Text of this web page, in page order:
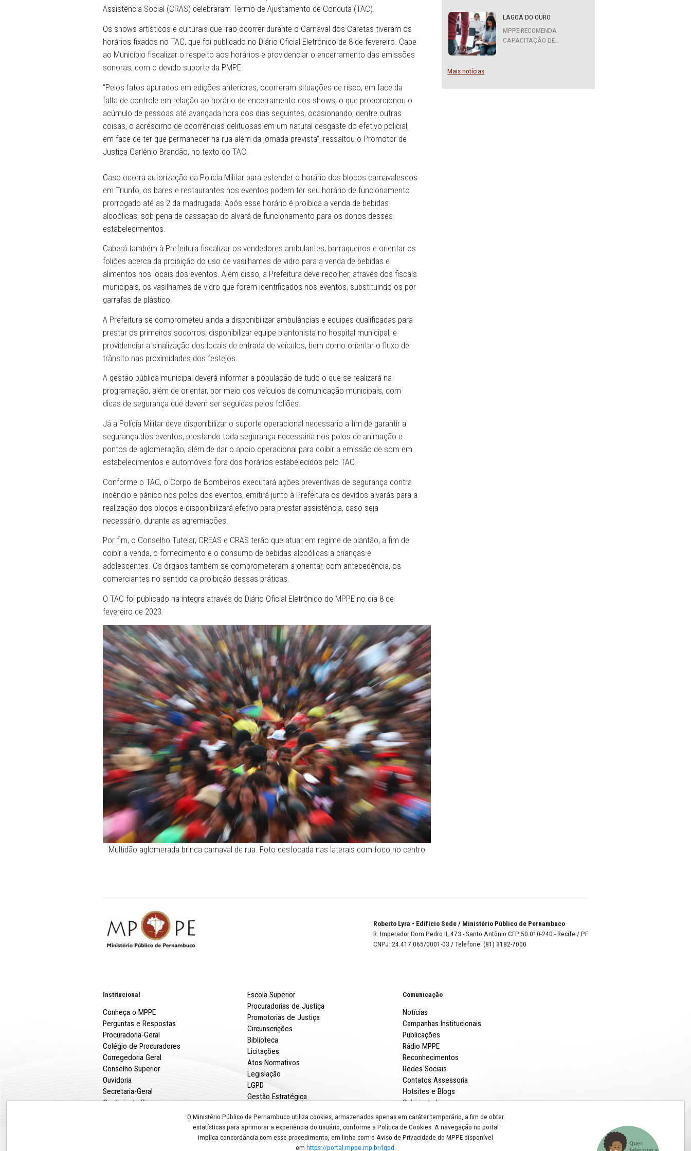
município, os organizadores do evento, a Polícia Militar de Pernambuco (PMPE), o Corpo de
Bombeiros Militar de Pernambuco (CBM-PE), Conselho Tutelar do município, Centro de
Referência Especializada em Assistência Social (CREAS) e Centro de Referência em
Assistência Social (CRAS) celebraram Termo de Ajustamento de Conduta (TAC).
Os shows artísticos e culturais que irão ocorrer durante o Carnaval dos Caretas tiveram os
horários fixados no TAC, que foi publicado no Diário Oficial Eletrônico de 8 de fevereiro. Cabe
ao Município fiscalizar o respeito aos horários e providenciar o encerramento das emissões
sonoras, com o devido suporte da PMPE.
“Pelos fatos apurados em edições anteriores, ocorreram situações de risco, em face da
falta de controle em relação ao horário de encerramento dos shows, o que proporcionou o
acúmulo de pessoas até avançada hora dos dias seguintes, ocasionando, dentre outras
coisas, o acréscimo de ocorrências delituosas em um natural desgaste do efetivo policial,
em face de ter que permanecer na rua além da jornada prevista”, ressaltou o Promotor de
Justiça Carlênio Brandão, no texto do TAC.
Caso ocorra autorização da Polícia Militar para estender o horário dos blocos carnavalescos
em Triunfo, os bares e restaurantes nos eventos podem ter seu horário de funcionamento
prorrogado até as 2 da madrugada. Após esse horário é proibida a venda de bebidas
alcoólicas, sob pena de cassação do alvará de funcionamento para os donos desses
Caberá também à Prefeitura fiscalizar os vendedores ambulantes, barraqueiros e orientar os
foliões acerca da proibição do uso de vasilhames de vidro para a venda de bebidas e
alimentos nos locais dos eventos. Além disso, a Prefeitura deve recolher, através dos fiscais
municipais, os vasilhames de vidro que forem identificados nos eventos, substituindo-os por
garrafas de plástico.
prestar os primeiros socorros; disponibilizar equipe plantonista no hospital municipal; e
providenciar a sinalização dos locais de entrada de veículos, bem como orientar o fluxo de
trânsito nas proximidades dos festejos.
A gestão pública municipal deverá informar a população de tudo o que se realizará na
programação, além de orientar, por meio dos veículos de comunicação municipais, com
dicas de segurança que devem ser seguidas pelos foliões.
Já a Polícia Militar deve disponibilizar o suporte operacional necessário a fim de garantir a
segurança dos eventos, prestando toda segurança necessária nos polos de animação e
pontos de aglomeração, além de dar o apoio operacional para coibir a emissão de som em
estabelecimentos e automóveis fora dos horários estabelecidos pelo TAC.
Conforme o TAC, o Corpo de Bombeiros executará ações preventivas de segurança contra
incêndio e pânico nos polos dos eventos, emitirá junto à Prefeitura os devidos alvarás para a
realização dos blocos e disponibilizará efetivo para prestar assistência, caso seja
necessário, durante as agremiações.
Por fim, o Conselho Tutelar, CREAS e CRAS terão que atuar em regime de plantão, a fim de
coibir a venda, o fornecimento e o consumo de bebidas alcoólicas a crianças e
adolescentes. Os órgãos também se comprometeram a orientar, com antecedência, os
comerciantes no sentido da proibição dessas práticas.
O TAC foi publicado na íntegra através do Diário Oficial Eletrônico do MPPE no dia 8 de
fevereiro de 2023.
Multidão aglomerada brinca carnaval de rua. Foto desfocada nas laterais com foco no centro
CAPACITAÇÃO DE
Roberto Lyra - Edifício Sede / Ministério Público de Pernambuco
R. Imperador Dom Pedro II, 473 - Santo Antônio CEP 50.010-240 - Recife /